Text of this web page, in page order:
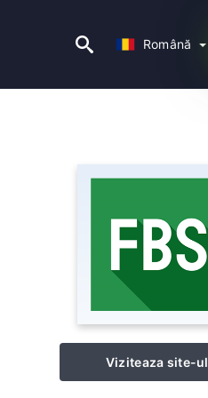
Română
Viziteaza site-ul